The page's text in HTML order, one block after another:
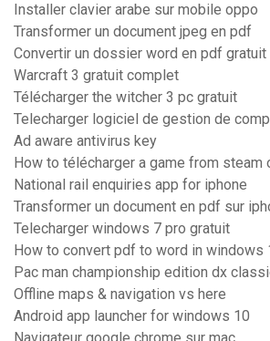
Installer clavier arabe sur mobile oppo
Transformer un document jpeg en pdf
Convertir un dossier word en pdf gratuit
Warcraft 3 gratuit complet
Télécharger the witcher 3 pc gratuit
Telecharger logiciel de gestion de
Ad aware antivirus key
How to télécharger a game from steam
National rail enquiries app for iphone
Transformer un document en pdf sur
Telecharger windows 7 pro gratuit
How to convert pdf to word in windows
Pac man championship edition dx
Offline maps & navigation vs here
Android app launcher for windows 10